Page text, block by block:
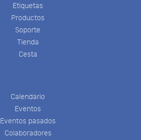
Etiquetas
Productos
Soporte
Tienda
Cesta
Calendario
Eventos
Eventos pasados
Colaboradores